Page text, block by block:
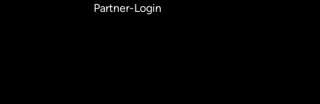
Partner-Login